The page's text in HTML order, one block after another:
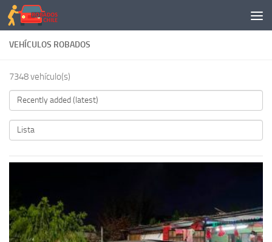
Saltar al contenido
VEHÍCULOS ROBADOS
7348 vehículo(s)